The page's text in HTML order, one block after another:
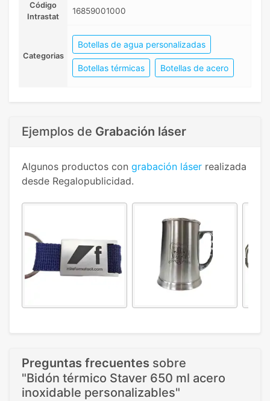
Código
Intrastat
16859001000
Categorias
Botellas de agua personalizadas
Botellas térmicas Botellas de acero
Ejemplos de Grabación láser
Algunos productos con grabación láser realizada
desde Regalopublicidad.
Preguntas frecuentes sobre
"Bidón térmico Staver 650 ml acero
inoxidable personalizables"